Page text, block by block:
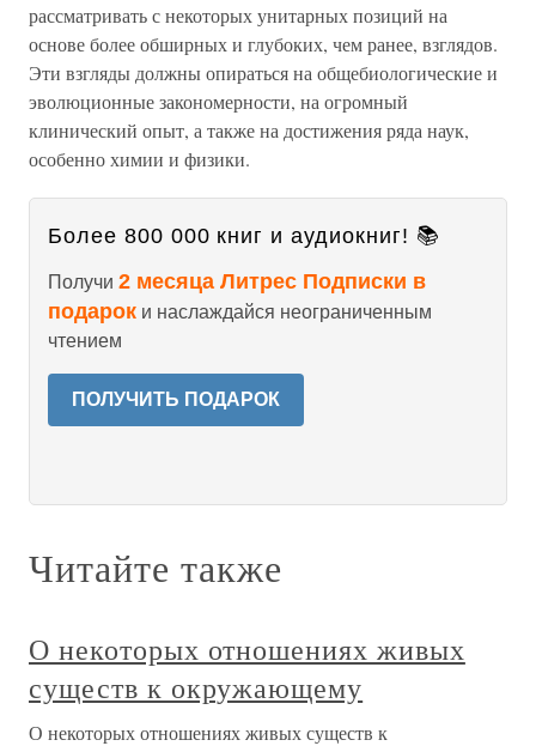
рассматривать с некоторых унитарных позиций на
основе более обширных и глубоких, чем ранее, взглядов.
Эти взгляды должны опираться на общебиологические и
эволюционные закономерности, на огромный
клинический опыт, а также на достижения ряда наук,
особенно химии и физики.
Более 800 000 книг и аудиокниг! 📚
Получи 2 месяца Литрес Подписки в
подарок и наслаждайся неограниченным
чтением
ПОЛУЧИТЬ ПОДАРОК
Читайте также
О некоторых отношениях живых
существ к окружающему
О некоторых отношениях живых существ к